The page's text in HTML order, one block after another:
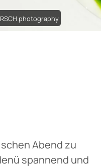
photography
Abend zu
spannend und